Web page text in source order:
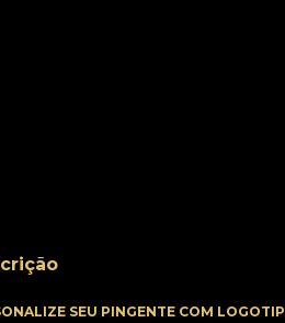
SEU PINGENTE COM